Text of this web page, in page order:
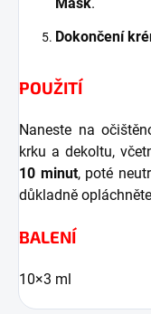
Mask.
Dokončení
POUŽITÍ
Naneste na
krku a dekoltu,
10 minut, poté
důkladně
BALENÍ
10×3 ml